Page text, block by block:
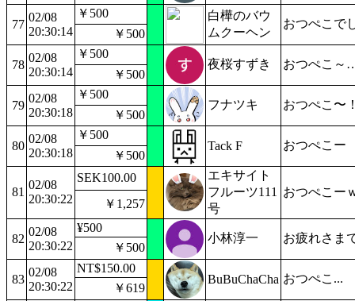
77
02/08
20:30:14
￥500
白樺のバウ
ムクーヘン
おつぺこで
￥500
78
02/08
20:30:14
￥500
夜桜すずき おつぺこ～
￥500
79
02/08
20:30:18
￥500
フナツキ おつぺこ〜
￥500
80
02/08
20:30:18
￥500
Tack F
おつぺこー
￥500
81
02/08
20:30:22
SEK100.00
エキサイト
フルーツ111
号
おつぺこー
￥1,257
82
02/08
20:30:22
¥500
小林淳一 お疲れさま
￥500
83
02/08
20:30:22
NT$150.00
BuBuChaCha おつぺこ...
￥619